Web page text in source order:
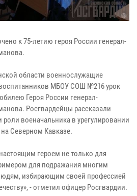
к 75-летию героя России генерал-
области военнослужащие
МБОУ СОШ №216 урок
Героя России генерал-
Росгвардейцы рассказали
военачальника в урегулировании
Северном Кавказе.
героем не только для
для подражания многим
избирающим своей профессией
- отметил офицер Росгвардии.